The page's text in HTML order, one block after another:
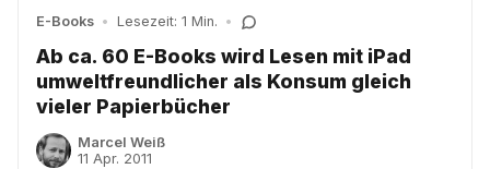
E-Books • Lesezeit: 1 Min. •
Ab ca. 60 E-Books wird Lesen mit iPad
umweltfreundlicher als Konsum gleich
vieler Papierbücher
Marcel Weiß
11 Apr. 2011